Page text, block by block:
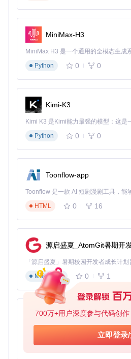
700万+用户深度参与代码创
立即登录
确认设备系统版本在iOS 15.0-
第二步：启动工具并执行解锁
备进入特殊模式并开始解锁流程。
操作完成后，通过以下方式确认解锁
无需输入Apple ID即可完成激活
检查"设置-通用"中的设备状态
常见问题诊断：故障排除与
连接问题处理
🔌 尝试更换USB端口或使用原装数据
解锁失败应对
🔄 重启工具并重新尝试操作
🔄 检查设备iOS版本是否在支持范
🔄 查看操作日志定位问题： cat
高级使用技巧：提升效率的
批量处理模式
如需同时处理多台设备，可使用命
MiniMax-H3
Python
0 0
Kimi-K3
Python
0 0
Toonflow-app
HTML
0 16
源启盛夏_AtomGit暑期开
Markdown
0 1
AionUi
TypeScript
0 6